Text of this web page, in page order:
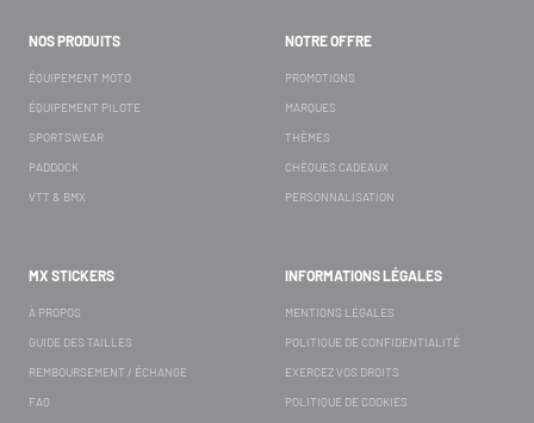
NOS PRODUITS
ÉQUIPEMENT MOTO
ÉQUIPEMENT PILOTE
SPORTSWEAR
PADDOCK
VTT & BMX
NOTRE OFFRE
PROMOTIONS
MARQUES
THÈMES
CHÈQUES CADEAUX
PERSONNALISATION
MX STICKERS
À PROPOS
GUIDE DES TAILLES
REMBOURSEMENT / ÉCHANGE
FAQ
INFORMATIONS LÉGALES
MENTIONS LÉGALES
POLITIQUE DE CONFIDENTIALITÉ
EXERCEZ VOS DROITS
POLITIQUE DE COOKIES